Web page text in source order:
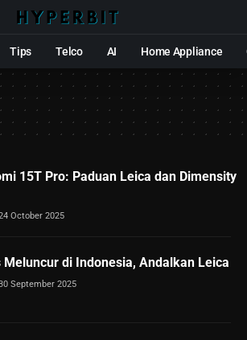
Tips Telco AI Home Appliance
15T Pro: Paduan Leica dan Dimensity
October 2025
di Indonesia, Andalkan Leica
September 2025